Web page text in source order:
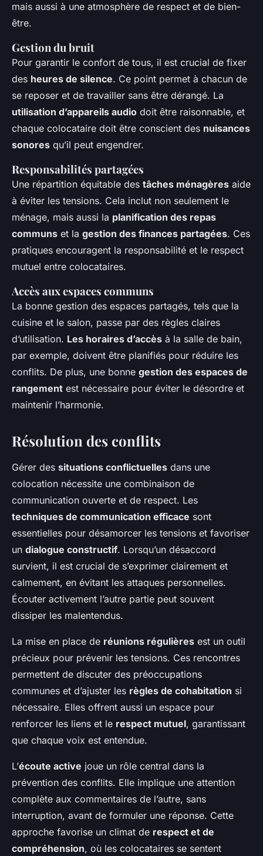
mais aussi à une atmosphère de respect et de bien-
être.
Gestion du bruit
Pour garantir le confort de tous, il est crucial de fixer
des heures de silence. Ce point permet à chacun de
se reposer et de travailler sans être dérangé. La
utilisation d’appareils audio doit être raisonnable, et
chaque colocataire doit être conscient des nuisances
sonores qu’il peut engendrer.
Responsabilités partagées
Une répartition équitable des tâches ménagères aide
à éviter les tensions. Cela inclut non seulement le
ménage, mais aussi la planification des repas
communs et la gestion des finances partagées. Ces
pratiques encouragent la responsabilité et le respect
mutuel entre colocataires.
Accès aux espaces communs
La bonne gestion des espaces partagés, tels que la
cuisine et le salon, passe par des règles claires
d’utilisation. Les horaires d’accès à la salle de bain,
par exemple, doivent être planifiés pour réduire les
conflits. De plus, une bonne gestion des espaces de
rangement est nécessaire pour éviter le désordre et
maintenir l’harmonie.
Résolution des conflits
Gérer des situations conflictuelles dans une
colocation nécessite une combinaison de
communication ouverte et de respect. Les
techniques de communication efficace sont
essentielles pour désamorcer les tensions et favoriser
un dialogue constructif. Lorsqu’un désaccord
survient, il est crucial de s’exprimer clairement et
calmement, en évitant les attaques personnelles.
Écouter activement l’autre partie peut souvent
dissiper les malentendus.
La mise en place de réunions régulières est un outil
précieux pour prévenir les tensions. Ces rencontres
permettent de discuter des préoccupations
communes et d’ajuster les règles de cohabitation si
nécessaire. Elles offrent aussi un espace pour
renforcer les liens et le respect mutuel, garantissant
que chaque voix est entendue.
L’écoute active joue un rôle central dans la
prévention des conflits. Elle implique une attention
complète aux commentaires de l’autre, sans
interruption, avant de formuler une réponse. Cette
approche favorise un climat de respect et de
compréhension, où les colocataires se sentent